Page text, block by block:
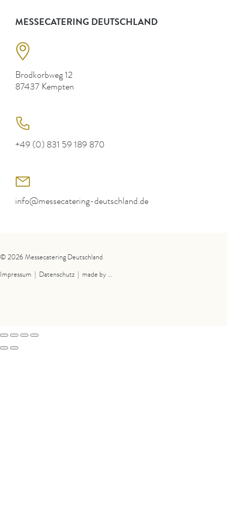
MESSECATERING DEUTSCHLAND
Brodkorbweg 12
87437 Kempten
+49 (0) 831 59 189 870
info@messecatering-deutschland.de
© 2026 Messecatering Deutschland
Impressum | Datenschutz | made by ...